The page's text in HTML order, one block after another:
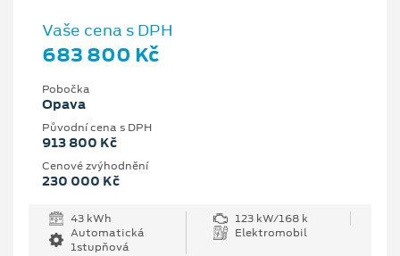
Vaše cena s DPH
683 800 Kč
Pobočka
Opava
Původní cena s DPH
913 800 Kč
Cenové zvýhodnění
230 000 Kč
43 kWh
123 kW/168 k
Automatická
1stupňová
Elektromobil